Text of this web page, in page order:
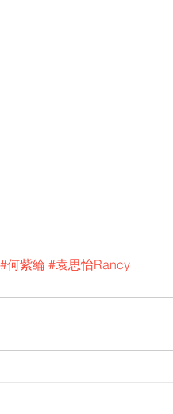
#何紫綸 #袁思怡Rancy